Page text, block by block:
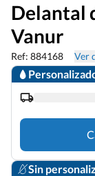
Delantal
Vanur
Ref: 884168 Ver
Sin